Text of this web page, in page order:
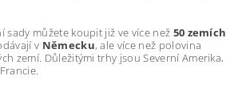
sady můžete koupit již ve více než 50 zemích
v Německu, ale více než polovina
zemí. Důležitými trhy jsou Severní Amerika,